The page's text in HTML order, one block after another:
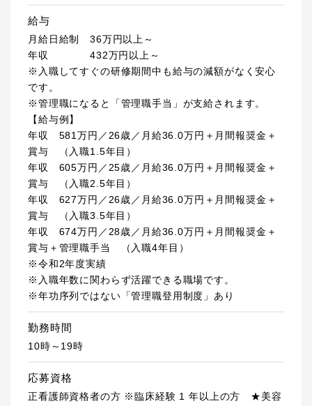
給与
月給日給制 36万円以上～
年収 432万円以上～
※入職してすぐの研修期間中も給与の減額がなく安心
です。
※管理職になると「管理職手当」が支給されます。
【給与例】
年収 581万円／26歳／月給36.0万円＋月間報奨金＋
賞与 （入職1.5年目）
年収 605万円／25歳／月給36.0万円＋月間報奨金＋
賞与 （入職2.5年目）
年収 627万円／26歳／月給36.0万円＋月間報奨金＋
賞与 （入職3.5年目）
年収 674万円／28歳／月給36.0万円＋月間報奨金＋
賞与＋管理職手当 （入職4年目）
※令和2年度実績
※入職年数に関わらず活躍できる職場です。
※年功序列ではない「管理職登用制度」あり
勤務時間
10時～19時
応募資格
正看護師資格者の方 ※臨床経験 1 年以上の方 ★美容